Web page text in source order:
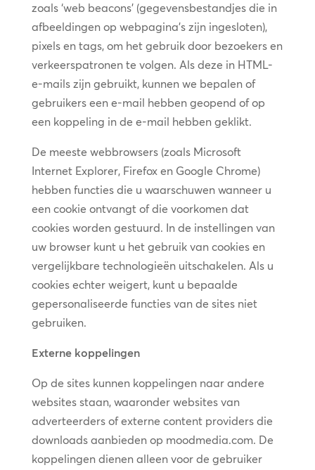
zoals ‘web beacons’ (gegevensbestandjes die in
afbeeldingen op webpagina’s zijn ingesloten),
pixels en tags, om het gebruik door bezoekers en
verkeerspatronen te volgen. Als deze in HTML-
e-mails zijn gebruikt, kunnen we bepalen of
gebruikers een e-mail hebben geopend of op
een koppeling in de e-mail hebben geklikt.
De meeste webbrowsers (zoals Microsoft
Internet Explorer, Firefox en Google Chrome)
hebben functies die u waarschuwen wanneer u
een cookie ontvangt of die voorkomen dat
cookies worden gestuurd. In de instellingen van
uw browser kunt u het gebruik van cookies en
vergelijkbare technologieën uitschakelen. Als u
cookies echter weigert, kunt u bepaalde
gepersonaliseerde functies van de sites niet
gebruiken.
Externe koppelingen
Op de sites kunnen koppelingen naar andere
websites staan, waaronder websites van
adverteerders of externe content providers die
downloads aanbieden op moodmedia.com. De
koppelingen dienen alleen voor de gebruiker